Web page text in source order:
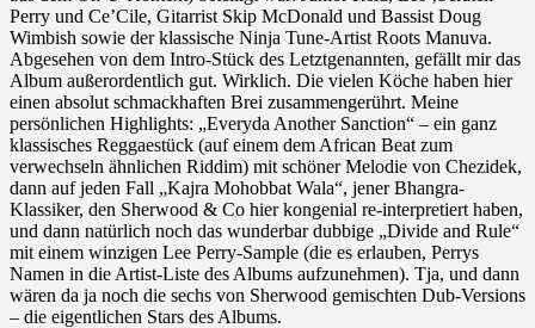
Perry und Ce’Cile, Gitarrist Skip McDonald und Bassist Doug
Wimbish sowie der klassische Ninja Tune-Artist Roots Manuva.
Abgesehen von dem Intro-Stück des Letztgenannten, gefällt mir das
Album außerordentlich gut. Wirklich. Die vielen Köche haben hier
einen absolut schmackhaften Brei zusammengerührt. Meine
persönlichen Highlights: „Everyda Another Sanction“ – ein ganz
klassisches Reggaestück (auf einem dem African Beat zum
verwechseln ähnlichen Riddim) mit schöner Melodie von Chezidek,
dann auf jeden Fall „Kajra Mohobbat Wala“, jener Bhangra-
Klassiker, den Sherwood & Co hier kongenial re-interpretiert haben,
und dann natürlich noch das wunderbar dubbige „Divide and Rule“
mit einem winzigen Lee Perry-Sample (die es erlauben, Perrys
Namen in die Artist-Liste des Albums aufzunehmen). Tja, und dann
wären da ja noch die sechs von Sherwood gemischten Dub-Versions
– die eigentlichen Stars des Albums.